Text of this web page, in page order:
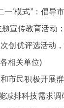
模式”：倡导
宣传教育活动
创优评选活动
相关单位)
市民积极开展
排科技需求